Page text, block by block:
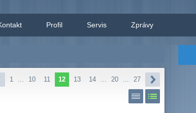
Profil Servis Zprávy
1 10 11 12 13 14 20 27